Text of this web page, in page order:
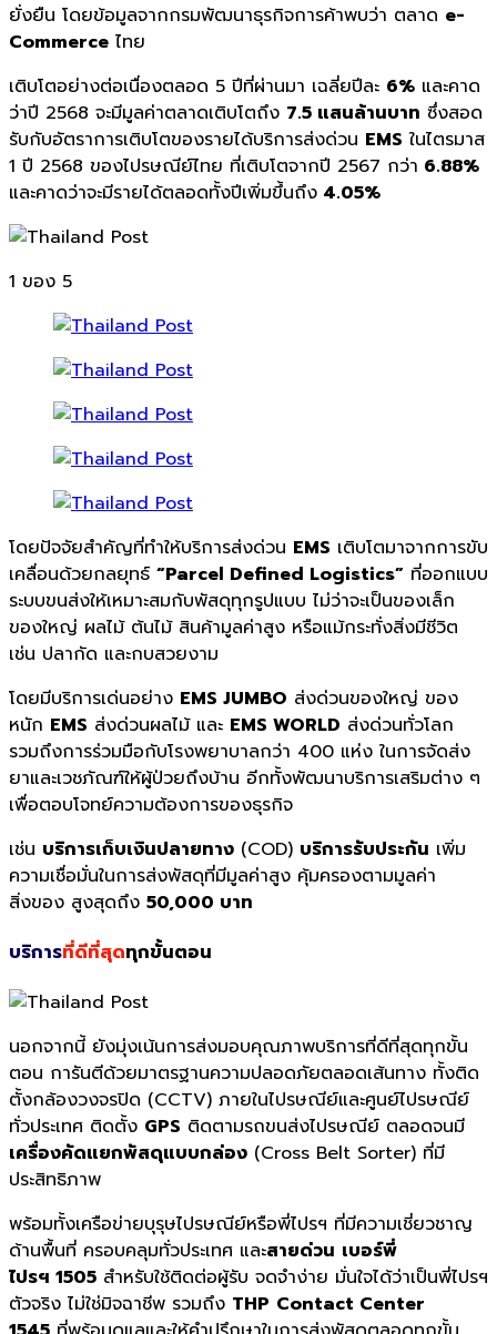
ยั่งยืน โดยข้อมูลจากกรมพัฒนาธุรกิจการค้าพบว่า ตลาด e-
Commerce ไทย
เติบโตอย่างต่อเนื่องตลอด 5 ปีที่ผ่านมา เฉลี่ยปีละ 6% และคาด
ว่าปี 2568 จะมีมูลค่าตลาดเติบโตถึง 7.5 แสนล้านบาท ซึ่งสอด
รับกับอัตราการเติบโตของรายได้บริการส่งด่วน EMS ในไตรมาส
1 ปี 2568 ของไปรษณีย์ไทย ที่เติบโตจากปี 2567 กว่า 6.88%
และคาดว่าจะมีรายได้ตลอดทั้งปีเพิ่มขึ้นถึง 4.05%
1 ของ 5
โดยปัจจัยสำคัญที่ทำให้บริการส่งด่วน EMS เติบโตมาจากการขับ
เคลื่อนด้วยกลยุทธ์ “Parcel Defined Logistics” ที่ออกแบบ
ระบบขนส่งให้เหมาะสมกับพัสดุทุกรูปแบบ ไม่ว่าจะเป็นของเล็ก
ของใหญ่ ผลไม้ ต้นไม้ สินค้ามูลค่าสูง หรือแม้กระทั่งสิ่งมีชีวิต
เช่น ปลากัด และกบสวยงาม
โดยมีบริการเด่นอย่าง EMS JUMBO ส่งด่วนของใหญ่ ของ
หนัก EMS ส่งด่วนผลไม้ และ EMS WORLD ส่งด่วนทั่วโลก
รวมถึงการร่วมมือกับโรงพยาบาลกว่า 400 แห่ง ในการจัดส่ง
ยาและเวชภัณฑ์ให้ผู้ป่วยถึงบ้าน อีกทั้งพัฒนาบริการเสริมต่าง ๆ
เพื่อตอบโจทย์ความต้องการของธุรกิจ
เช่น บริการเก็บเงินปลายทาง (COD) บริการรับประกัน เพิ่ม
ความเชื่อมั่นในการส่งพัสดุที่มีมูลค่าสูง คุ้มครองตามมูลค่า
สิ่งของ สูงสุดถึง 50,000 บาท
บริการที่ดีที่สุดทุกขั้นตอน
นอกจากนี้ ยังมุ่งเน้นการส่งมอบคุณภาพบริการที่ดีที่สุดทุกขั้น
ตอน การันตีด้วยมาตรฐานความปลอดภัยตลอดเส้นทาง ทั้งติด
ตั้งกล้องวงจรปิด (CCTV) ภายในไปรษณีย์และศูนย์ไปรษณีย์
ทั่วประเทศ ติดตั้ง GPS ติดตามรถขนส่งไปรษณีย์ ตลอดจนมี
เครื่องคัดแยกพัสดุแบบกล่อง (Cross Belt Sorter) ที่มี
ประสิทธิภาพ
พร้อมทั้งเครือข่ายบุรุษไปรษณีย์หรือพี่ไปรฯ ที่มีความเชี่ยวชาญ
ด้านพื้นที่ ครอบคลุมทั่วประเทศ และสายด่วน เบอร์พี่
ไปรฯ 1505 สำหรับใช้ติดต่อผู้รับ จดจำง่าย มั่นใจได้ว่าเป็นพี่ไปรฯ
ตัวจริง ไม่ใช่มิจฉาชีพ รวมถึง THP Contact Center